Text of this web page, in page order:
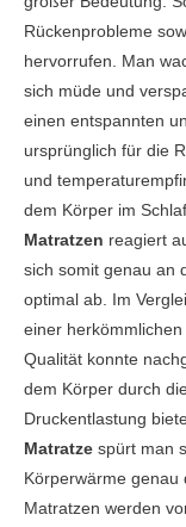
Rückenprobleme
hervorrufen. Man
sich müde und
einen entspannten
ursprünglich für die
und
dem Körper im
Matratzen reagiert
sich somit genau an
optimal ab. Im
einer herkömmlichen
Qualität konnte
dem Körper durch
Druckentlastung
Matratze spürt man
Körperwärme genau
Matratzen werden